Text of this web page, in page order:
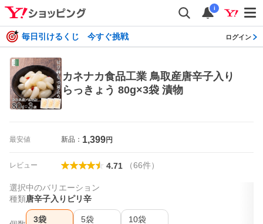
i
毎日引けるくじ 今すぐ挑戦 ログイン
カネナカ食品工業 鳥取産唐辛子入り
らっきょう 80g×3袋 漬物
最安値 新品： 1,399円
レビュー 4.71 （66件）
選択中のバリエーション
種類唐辛子入りピリ辛
3袋 5袋 10袋